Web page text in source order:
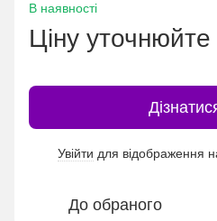
В наявності
Ціну уточнюйте
Увійти для відображення
До обраного